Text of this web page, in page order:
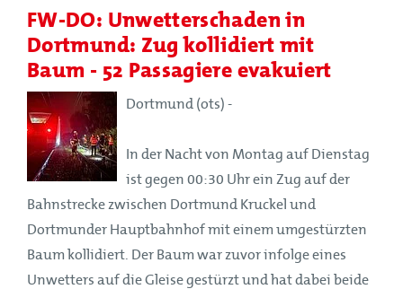
FW-DO: Unwetterschaden in
Dortmund: Zug kollidiert mit
Baum - 52 Passagiere evakuiert
Dortmund (ots) -
In der Nacht von Montag auf Dienstag
ist gegen 00:30 Uhr ein Zug auf der
Bahnstrecke zwischen Dortmund Kruckel und
Dortmunder Hauptbahnhof mit einem umgestürzten
Baum kollidiert. Der Baum war zuvor infolge eines
Unwetters auf die Gleise gestürzt und hat dabei beide